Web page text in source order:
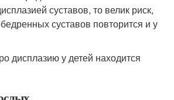
суставов, то велик риск,
суставов повторится и у
дисплазию у детей находится